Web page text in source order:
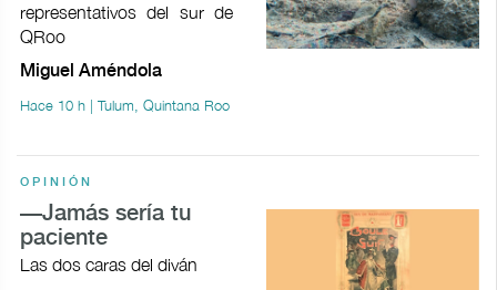
representativos del sur de
QRoo
Miguel Améndola
Hace 10 h | Tulum, Quintana Roo
OPINIÓN
—Jamás sería tu
paciente
Las dos caras del diván